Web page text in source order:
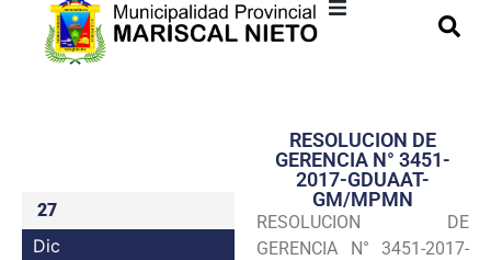
Transparencia
Seguridad
Programas
27
Dic
RESOLUCION DE
GERENCIA N° 3451-
2017-GDUAAT-
GM/MPMN
RESOLUCION DE
GERENCIA N° 3451-2017-